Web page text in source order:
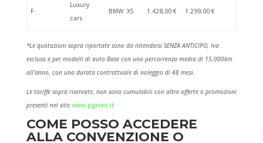
F
Luxury
cars
BMW X5 1.428,00 € 1.299,00 €
*Le quotazioni sopra riportate sono da intendersi SENZA ANTICIPO, Iva
esclusa e per modelli di auto Base con una percorrenza media di 15.000km
all’anno, con una durata contrattuale di noleggio di 48 mesi.
Le tariffe sopra riservate, non sono cumulabili con altre offerte o promozioni
presenti nel sito www.pgrent.it
COME POSSO ACCEDERE
ALLA CONVENZIONE O